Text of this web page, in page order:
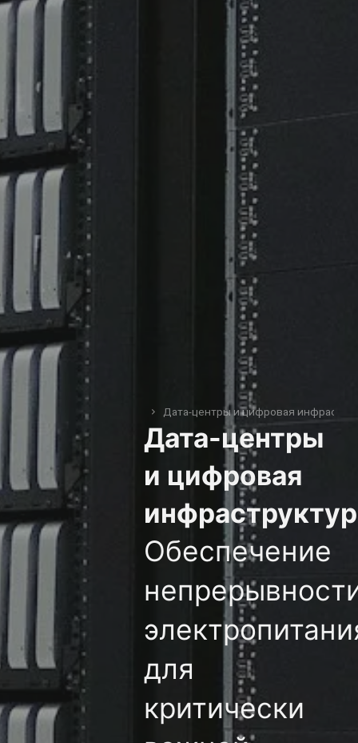
You are here:
Дата-центры и цифровая
Дата-центры
и цифровая
Обеспечение
для
критически